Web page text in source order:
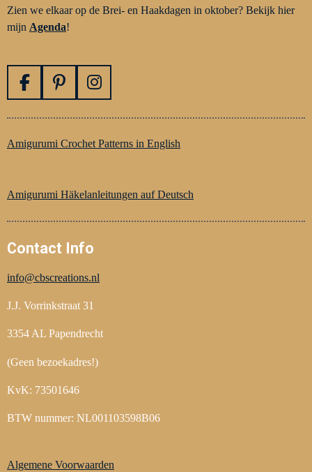
Zien we elkaar op de Brei- en Haakdagen in oktober? Bekijk hier
mijn Agenda!
F
c
e
o
P
n
t
e
t
I
s
t
r
m
Amigurumi Crochet Patterns in English
Amigurumi Häkelanleitungen auf Deutsch
Contact Info
info@cbscreations.nl
J.J. Vorrinkstraat 31
3354 AL Papendrecht
(Geen bezoekadres!)
KvK: 73501646
BTW nummer: NL001103598B06
Algemene Voorwaarden